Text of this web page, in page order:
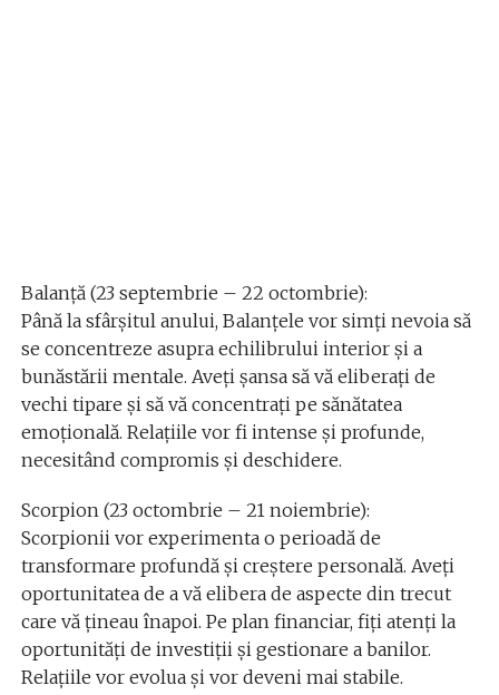
Balanță (23 septembrie – 22 octombrie):
Până la sfârșitul anului, Balanțele vor simți nevoia să
se concentreze asupra echilibrului interior și a
bunăstării mentale. Aveți șansa să vă eliberați de
vechi tipare și să vă concentrați pe sănătatea
emoțională. Relațiile vor fi intense și profunde,
necesitând compromis și deschidere.
Scorpion (23 octombrie – 21 noiembrie):
Scorpionii vor experimenta o perioadă de
transformare profundă și creștere personală. Aveți
oportunitatea de a vă elibera de aspecte din trecut
care vă țineau înapoi. Pe plan financiar, fiți atenți la
oportunități de investiții și gestionare a banilor.
Relațiile vor evolua și vor deveni mai stabile.